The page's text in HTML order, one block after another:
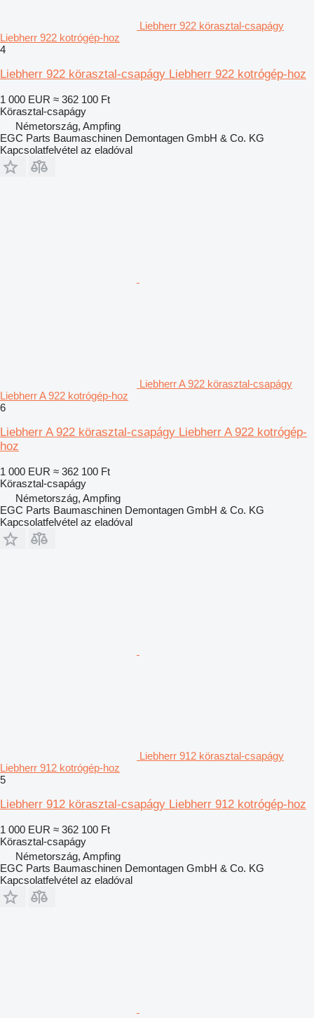
Liebherr 922 körasztal-csapágy
Liebherr 922 kotrógép-hoz
4
Liebherr 922 körasztal-csapágy Liebherr 922 kotrógép-hoz
1 000 EUR ≈ 362 100 Ft
Körasztal-csapágy
Németország, Ampfing
EGC Parts Baumaschinen Demontagen GmbH & Co. KG
Kapcsolatfelvétel az eladóval
Liebherr A 922 körasztal-csapágy
Liebherr A 922 kotrógép-hoz
6
Liebherr A 922 körasztal-csapágy Liebherr A 922 kotrógép-
hoz
1 000 EUR ≈ 362 100 Ft
Körasztal-csapágy
Németország, Ampfing
EGC Parts Baumaschinen Demontagen GmbH & Co. KG
Kapcsolatfelvétel az eladóval
Liebherr 912 körasztal-csapágy
Liebherr 912 kotrógép-hoz
5
Liebherr 912 körasztal-csapágy Liebherr 912 kotrógép-hoz
1 000 EUR ≈ 362 100 Ft
Körasztal-csapágy
Németország, Ampfing
EGC Parts Baumaschinen Demontagen GmbH & Co. KG
Kapcsolatfelvétel az eladóval